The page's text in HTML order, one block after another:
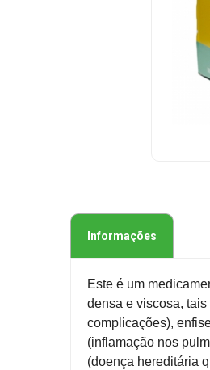
Informações
Este é um
densa e viscosa,
complicações),
(inflamação nos
(doença hereditária